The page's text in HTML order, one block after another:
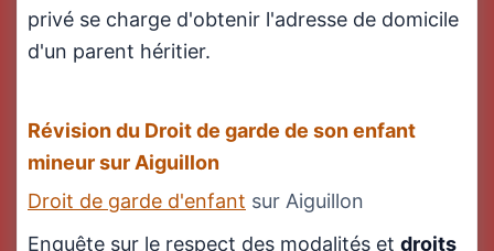
privé se charge d'obtenir l'adresse de domicile
d'un parent héritier.
Révision du Droit de garde de son enfant
mineur sur Aiguillon
Droit de garde d'enfant sur Aiguillon
Enquête sur le respect des modalités et droits